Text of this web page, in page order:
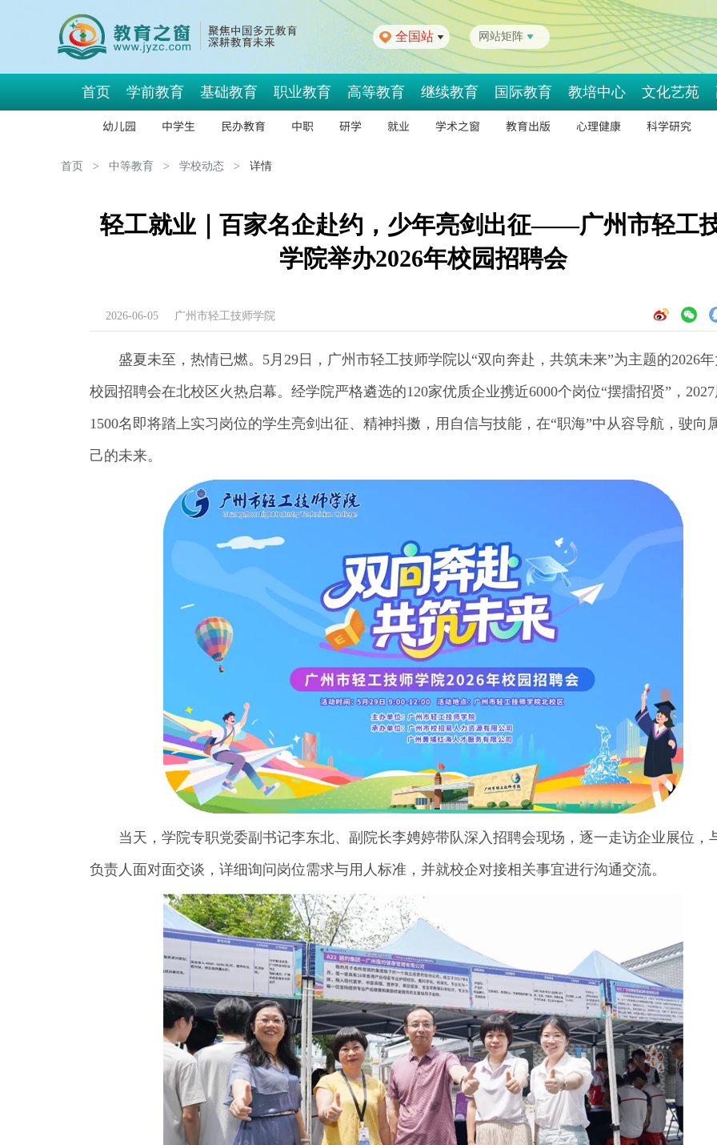
全国站 网站矩阵
首页 学前教育 基础教育 职业教育 高等教育 继续教育 国际教育 教培中心 文化艺苑
幼儿园 中学生 民办教育 中职 研学 就业 学术之窗 教育出版 心理健康 科学研究
首页 > 中等教育 > 学校动态 > 详情
轻工就业｜百家名企赴约，少年亮剑出征——广州市轻工
学院举办2026年校园招聘会
2026-06-05 广州市轻工技师学院
盛夏未至，热情已燃。5月29日，广州市轻工技师学院以“双向奔赴，共筑未来”为主题的2026年
校园招聘会在北校区火热启幕。经学院严格遴选的120家优质企业携近6000个岗位“摆擂招贤”，
1500名即将踏上实习岗位的学生亮剑出征、精神抖擞，用自信与技能，在“职海”中从容导航，驶向
己的未来。
当天，学院专职党委副书记李东北、副院长李娉婷带队深入招聘会现场，逐一走访企业展位，
负责人面对面交谈，详细询问岗位需求与用人标准，并就校企对接相关事宜进行沟通交流。